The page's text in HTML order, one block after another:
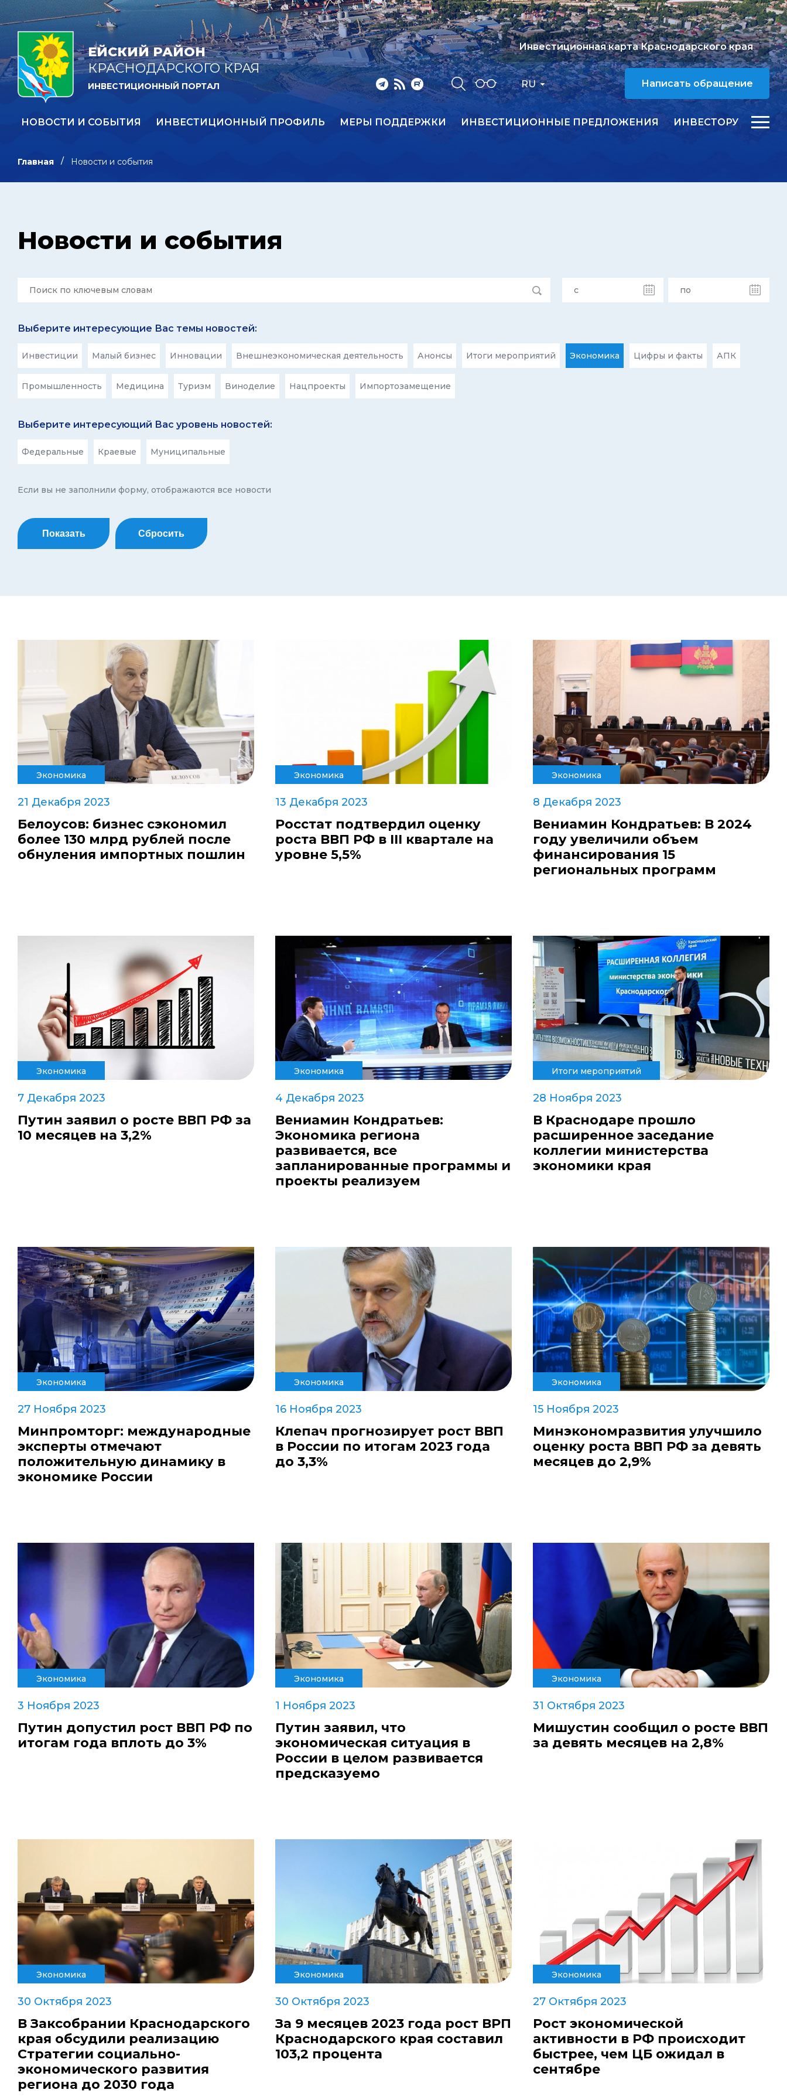
ЕЙСКИЙ РАЙОН
КРАСНОДАРСКОГО КРАЯ
ИНВЕСТИЦИОННЫЙ ПОРТАЛ RU
Инвестиционная карта Краснодарского края
Написать обращение
НОВОСТИ И СОБЫТИЯ ИНВЕСТИЦИОННЫЙ ПРОФИЛЬ МЕРЫ ПОДДЕРЖКИ ИНВЕСТИЦИОННЫЕ ПРЕДЛОЖЕНИЯ ИНВЕСТОРУ
Главная Новости и события
Новости и события
Выберите интересующие Вас темы новостей:
Инвестиции Малый бизнес Инновации Внешнеэкономическая деятельность Анонсы Итоги мероприятий Экономика Цифры и факты АПК
Промышленность Медицина Туризм Виноделие Нацпроекты Импортозамещение
Выберите интересующий Вас уровень новостей:
Федеральные Краевые Муниципальные
Если вы не заполнили форму, отображаются все новости
Показать Сбросить
Экономика
21 Декабря 2023
Белоусов: бизнес сэкономил
более 130 млрд рублей после
обнуления импортных пошлин
Экономика
13 Декабря 2023
Росстат подтвердил оценку
роста ВВП РФ в III квартале на
уровне 5,5%
Экономика
8 Декабря 2023
Вениамин Кондратьев: В 2024
году увеличили объем
финансирования 15
региональных программ
Экономика
7 Декабря 2023
Путин заявил о росте ВВП РФ за
10 месяцев на 3,2%
Экономика
4 Декабря 2023
Вениамин Кондратьев:
Экономика региона
развивается, все
запланированные программы и
проекты реализуем
Итоги мероприятий
28 Ноября 2023
В Краснодаре прошло
расширенное заседание
коллегии министерства
экономики края
Экономика
27 Ноября 2023
Минпромторг: международные
эксперты отмечают
положительную динамику в
экономике России
Экономика
16 Ноября 2023
Клепач прогнозирует рост ВВП
в России по итогам 2023 года
до 3,3%
Экономика
15 Ноября 2023
Минэкономразвития улучшило
оценку роста ВВП РФ за девять
месяцев до 2,9%
Экономика
3 Ноября 2023
Путин допустил рост ВВП РФ по
итогам года вплоть до 3%
Экономика
1 Ноября 2023
Путин заявил, что
экономическая ситуация в
России в целом развивается
предсказуемо
Экономика
31 Октября 2023
Мишустин сообщил о росте ВВП
за девять месяцев на 2,8%
Экономика
30 Октября 2023
В Заксобрании Краснодарского
края обсудили реализацию
Стратегии социально-
экономического развития
региона до 2030 года
Экономика
30 Октября 2023
За 9 месяцев 2023 года рост ВРП
Краснодарского края составил
103,2 процента
Экономика
27 Октября 2023
Рост экономической
активности в РФ происходит
быстрее, чем ЦБ ожидал в
сентябре